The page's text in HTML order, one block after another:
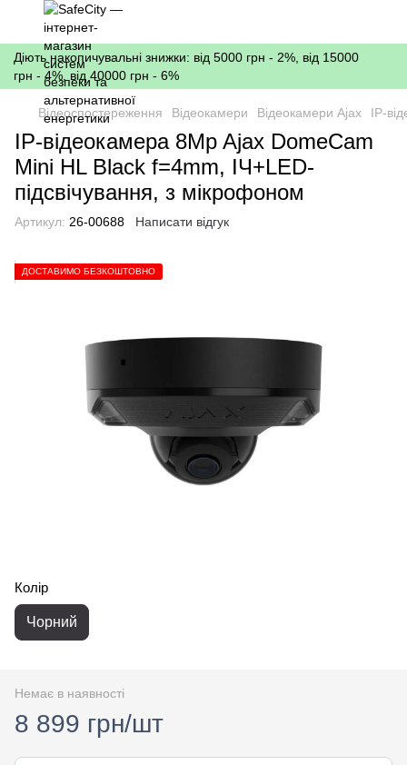
Діють накопичувальні знижки: від 5000 грн - 2%, від 15000
грн - 4%, від 40000 грн - 6%
Відеоспостереження Відеокамери Відеокамери Ajax IP-
IP-відеокамера 8Mp Ajax DomeCam
Mini HL Black f=4mm, ІЧ+LED-
підсвічування, з мікрофоном
Артикул: 26-00688 Написати відгук
ДОСТАВИМО БЕЗКОШТОВНО
Колір
Чорний
Немає в наявності
8 899 грн/шт